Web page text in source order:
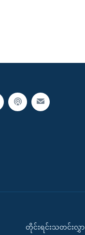
တိုင်းရင်းသတင်းလွှာ